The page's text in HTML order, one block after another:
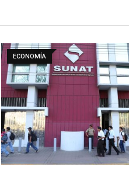
ECONOMÍA